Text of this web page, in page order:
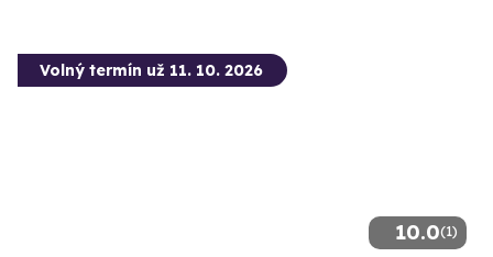
10.0(1)
Volný termín už 11. 10. 2026